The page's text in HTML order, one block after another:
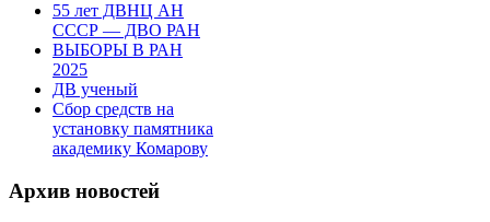
55 лет ДВНЦ АН
СССР — ДВО РАН
ВЫБОРЫ В РАН
2025
ДВ ученый
Сбор средств на
установку памятника
академику Комарову
Архив новостей